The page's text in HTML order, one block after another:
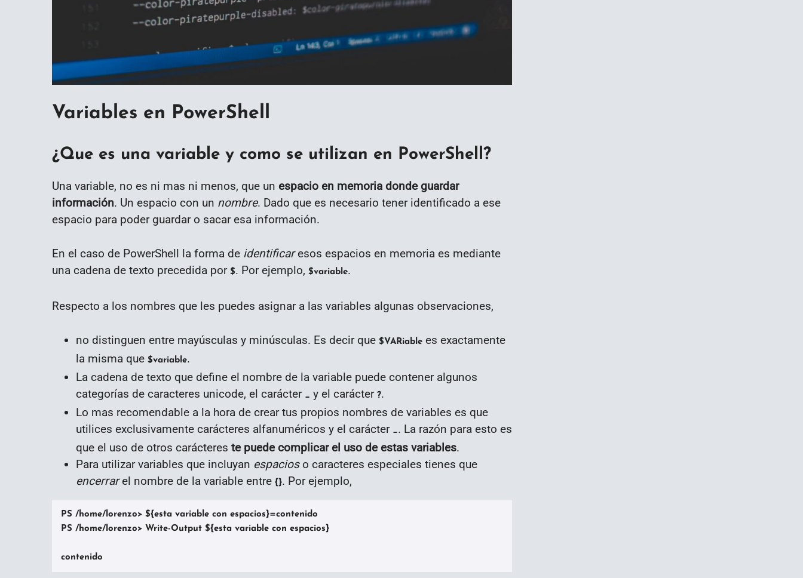
Variables en PowerShell
¿Que es una variable y como se utilizan en PowerShell?
Una variable, no es ni mas ni menos, que un espacio en memoria donde guardar
información. Un espacio con un nombre. Dado que es necesario tener identificado a ese
espacio para poder guardar o sacar esa información.
En el caso de PowerShell la forma de identificaresos espacios en memoria es mediante
una cadena de texto precedida por $. Por ejemplo, $variable.
Respecto a los nombres que les puedes asignar a las variables algunas observaciones,
no distinguen entre mayúsculas y minúsculas. Es decir que $VARiable es exactamente
la misma que $variable.
La cadena de texto que define el nombre de la variable puede contener algunos
categorías de caracteres unicode, el carácter _ y el carácter ?.
Lo mas recomendable a la hora de crear tus propios nombres de variables es que
utilices exclusivamente carácteres alfanuméricos y el carácter _. La razón para esto es
que el uso de otros carácteres te puede complicar el uso de estas variables.
Para utilizar variables que incluyan espacioso caracteres especiales tienes que
encerrarel nombre de la variable entre {}. Por ejemplo,
PS /home/lorenzo> ${esta variable con espacios}=contenido
PS /home/lorenzo> Write-Output ${esta variable con espacios}
contenido